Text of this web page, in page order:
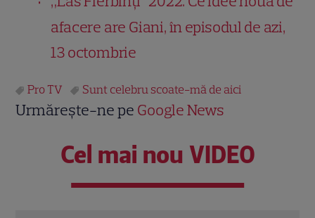
afacere are Giani, în episodul de azi,
13 octombrie
Pro TV Sunt celebru scoate-mă de aici
Urmărește-ne pe Google News
Cel mai nou VIDEO